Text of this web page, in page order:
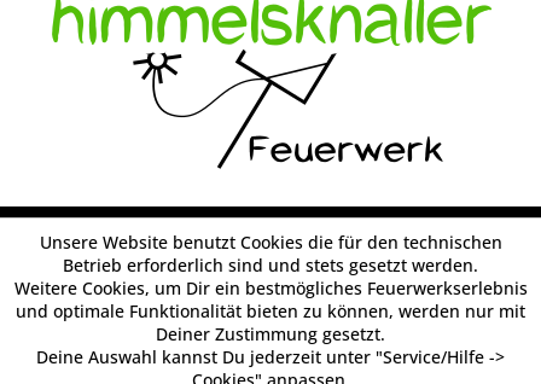
Unsere Website benutzt Cookies die für den technischen
Betrieb erforderlich sind und stets gesetzt werden.
Weitere Cookies, um Dir ein bestmögliches Feuerwerkserlebnis
und optimale Funktionalität bieten zu können, werden nur mit
Deiner Zustimmung gesetzt.
Deine Auswahl kannst Du jederzeit unter "Service/Hilfe ->